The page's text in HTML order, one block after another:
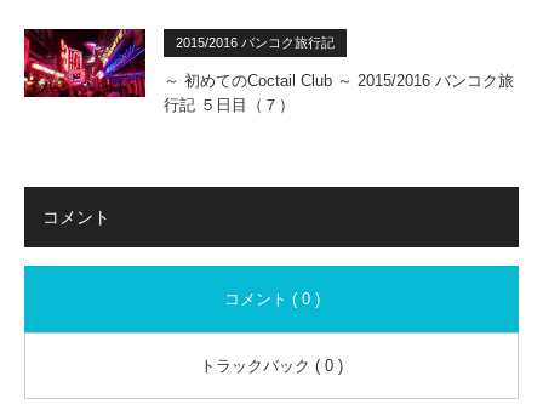
2015/2016 バンコク旅行記
～ 初めてのCoctail Club ～ 2015/2016 バンコク旅
行記 ５日目（７）
コメント
コメント ( 0 )
トラックバック ( 0 )